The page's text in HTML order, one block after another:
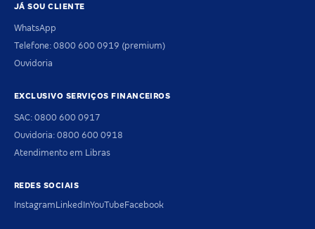
JÁ SOU CLIENTE
WhatsApp
Telefone: 0800 600 0919 (premium)
Ouvidoria
EXCLUSIVO SERVIÇOS FINANCEIROS
SAC: 0800 600 0917
Ouvidoria: 0800 600 0918
Atendimento em Libras
REDES SOCIAIS
InstagramLinkedInYouTubeFacebook